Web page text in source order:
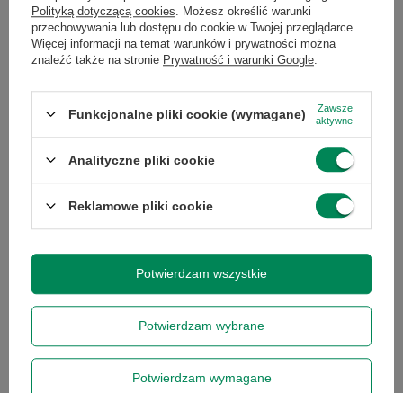
Marka GreenForce
Symbol 7026536571329
Gwarancja
Marka
inna
inny
8GB
Polityką dotyczącą cookies . Możesz określić warunki
przechowywania lub dostępu do cookie w Twojej przeglądarce.
Więcej informacji na temat warunków i prywatności można
znaleźć także na stronie Prywatność i warunki Google
Funkcjonalne pliki cookie (wymagane)
Zawsze
aktywne
Analityczne pliki cookie
Reklamowe pliki cookie
Potwierdzam wybrane
Potwierdzam wymagane
Potwierdzam wszystkie